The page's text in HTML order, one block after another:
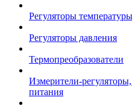
Регуляторы температуры
Регуляторы давления
Термопреобразователи
Измерители-
питания